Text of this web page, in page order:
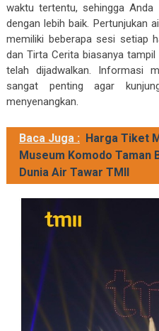
waktu tertentu, sehingga Anda
dengan lebih baik. Pertunjukan
memiliki beberapa sesi setiap
dan Tirta Cerita biasanya
telah dijadwalkan. Informasi
sangat penting agar
menyenangkan.
Baca Juga : Harga Tiket
Museum Komodo Taman
Dunia Air Tawar TMII